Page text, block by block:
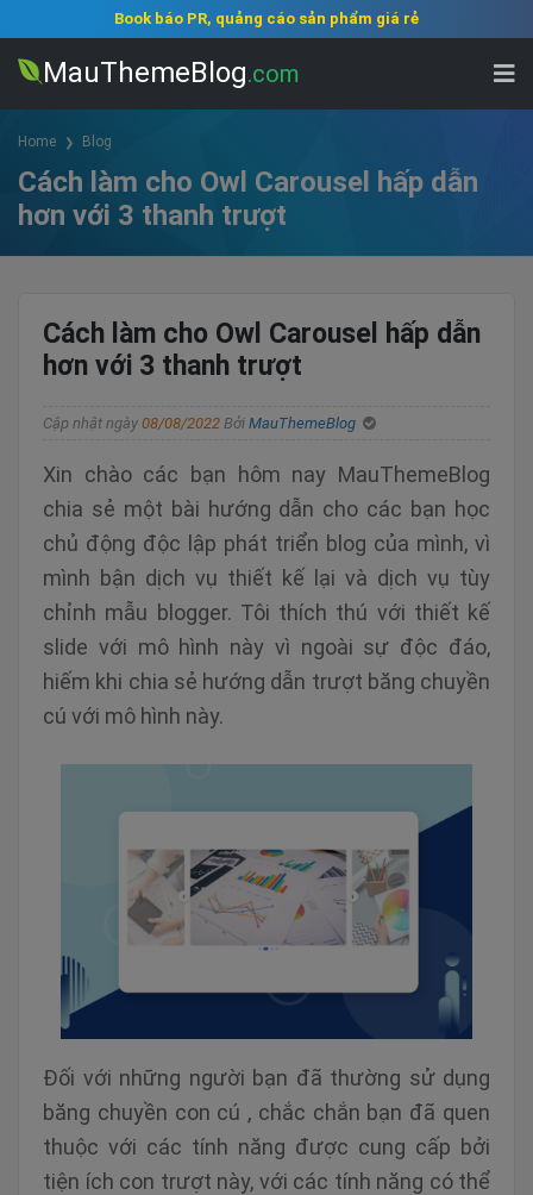
Book báo PR, quảng cáo sản phẩm giá rẻ
MauThemeBlog.com
Home Blog
Cách làm cho Owl Carousel hấp dẫn
hơn với 3 thanh trượt
Cách làm cho Owl Carousel hấp dẫn
hơn với 3 thanh trượt
Cập nhật ngày 08/08/2022 Bởi MauThemeBlog
Xin chào các bạn hôm nay MauThemeBlog
chia sẻ một bài hướng dẫn cho các bạn học
chủ động độc lập phát triển blog của mình, vì
mình bận dịch vụ thiết kế lại và dịch vụ tùy
chỉnh mẫu blogger. Tôi thích thú với thiết kế
slide với mô hình này vì ngoài sự độc đáo,
hiếm khi chia sẻ hướng dẫn trượt băng chuyền
cú với mô hình này.
Đối với những người bạn đã thường sử dụng
băng chuyền con cú , chắc chắn bạn đã quen
thuộc với các tính năng được cung cấp bởi
tiện ích con trượt này, với các tính năng có thể